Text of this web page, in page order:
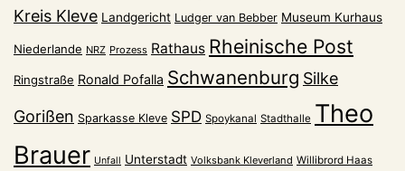
Kreis Kleve Landgericht Ludger van Bebber Museum Kurhaus
Niederlande NRZ Prozess Rathaus Rheinische Post
Ringstraße Ronald Pofalla Schwanenburg Silke
Gorißen Sparkasse Kleve SPD Spoykanal Stadthalle Theo
Brauer Unfall Unterstadt Volksbank Kleverland Willibrord Haas